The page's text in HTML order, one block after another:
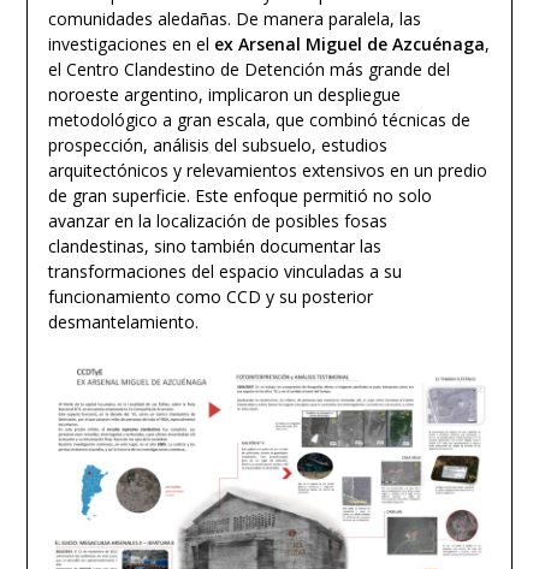
comunidades aledañas. De manera paralela, las
investigaciones en el ex Arsenal Miguel de Azcuénaga,
el Centro Clandestino de Detención más grande del
noroeste argentino, implicaron un despliegue
metodológico a gran escala, que combinó técnicas de
prospección, análisis del subsuelo, estudios
arquitectónicos y relevamientos extensivos en un predio
de gran superficie. Este enfoque permitió no solo
avanzar en la localización de posibles fosas
clandestinas, sino también documentar las
transformaciones del espacio vinculadas a su
funcionamiento como CCD y su posterior
desmantelamiento.